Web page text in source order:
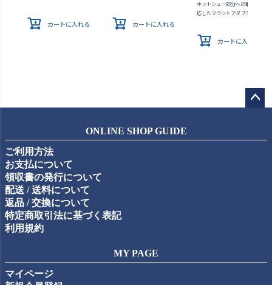
カートに入れる カートに入れる
ホットシュー部分への取り付けに
応したマウントアダプター
カートに入れる
ップ
ONLINE SHOP GUIDE
ご利用方法
お支払について
領収書の発行について
配送 / 送料について
返品 / 交換について
特定商取引法に基づく表記
利用規約
MY PAGE
マイページ